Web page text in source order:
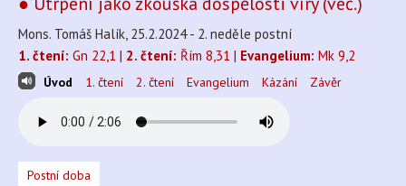
Mons. Tomáš Halík, 25.2.2024 - 2. neděle postní
1. čtení: Gn 22,1 | 2. čtení: Řím 8,31 | Evangelium: Mk 9,2
Úvod 1. čtení 2. čtení Evangelium Kázání Závěr
Postní doba